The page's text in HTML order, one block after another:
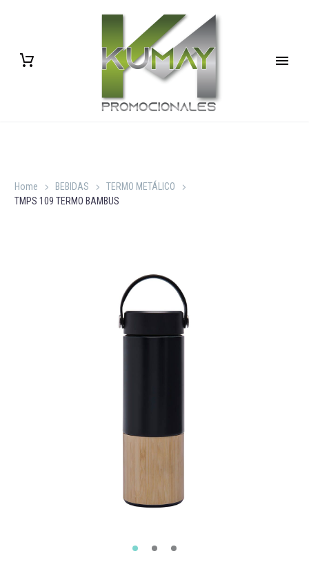
Home BEBIDAS
TERMO METÁLICO
TMPS 109 TERMO BAMBUS